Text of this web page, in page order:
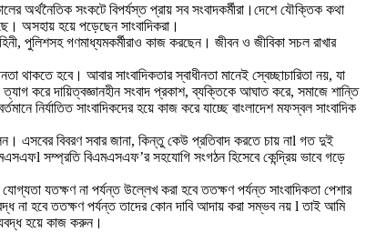
অর্থনৈতিক সংকটে বিপর্যস্ত প্রায় সব সংবাদকর্মীরা।দেশে যৌক্তিক কথা
অসহায় হয়ে পড়েছেন সাংবাদিকরা।
পুলিশসহ গণমাধ্যমকর্মীরাও কাজ করছেন। জীবন ও জীবিকা সচল রাখার
হবে। আবার সাংবাদিকতার স্বাধীনতা মানেই স্বেচ্ছাচারিতা নয়, যা
করে দায়িত্বজ্ঞানহীন সংবাদ প্রকাশ, ব্যক্তিকে আঘাত করে, সমাজে শান্তি
সাংবাদিকদের হয়ে কাজ করে যাচ্ছে বাংলাদেশ মফস্বল সাংবাদিক
এসবের বিবরণ সবার জানা, কিন্তু কেউ প্রতিবাদ করতে চায় নাl গত দুই
সম্প্রতি বিএমএসএফ’র সহযোগি সংগঠন হিসেবে কেন্দ্রিয় ভাবে গড়ে
যোগ্যতা যতক্ষণ না পর্যন্ত উল্লেখ করা হবে ততক্ষণ পর্যন্ত সাংবাদিকতা পেশার
না হবে ততক্ষণ পর্যন্ত তাদের কোন দাবি আদায় করা সম্ভব নয় l তাই আমি
হয়ে কাজ করুন।